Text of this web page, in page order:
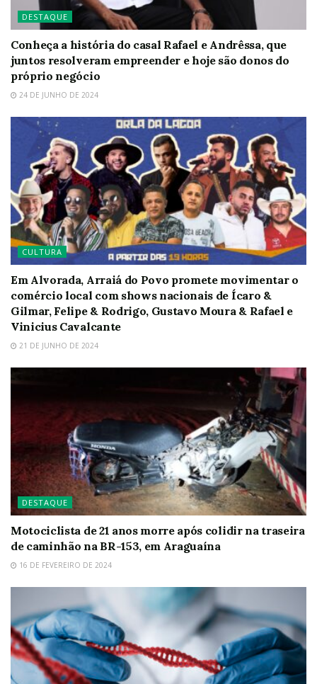
DESTAQUE
Conheça a história do casal Rafael e Andrêssa, que
juntos resolveram empreender e hoje são donos do
próprio negócio
24 DE JUNHO DE 2024
CULTURA
Em Alvorada, Arraiá do Povo promete movimentar o
comércio local com shows nacionais de Ícaro &
Gilmar, Felipe & Rodrigo, Gustavo Moura & Rafael e
Vinicius Cavalcante
21 DE JUNHO DE 2024
DESTAQUE
Motociclista de 21 anos morre após colidir na traseira
de caminhão na BR-153, em Araguaína
16 DE FEVEREIRO DE 2024